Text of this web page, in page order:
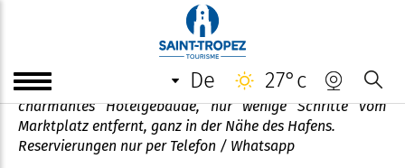
de 27°c
Le Colombier
Willkommen in Le Colombier, mitten im Zentrum,
charmantes Hotelgebäude, nur wenige Schritte vom
Marktplatz entfernt, ganz in der Nähe des Hafens.
Reservierungen nur per Telefon / Whatsapp